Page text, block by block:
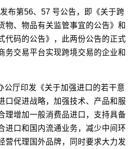
布第56、57 号公告，即《关于跨
物、物品有关监管事宜的公告》和
代码的公告》，此两份公告的正式
务交易平台实现跨境交易的企业和
公厅印发《关于加强进口的若干意
口促进战略，加强技术、产品和服
理增加一般消费品进口，支持具备
进口和国内流通业务，减少中间环
营代理国外品牌，同时要求大力发